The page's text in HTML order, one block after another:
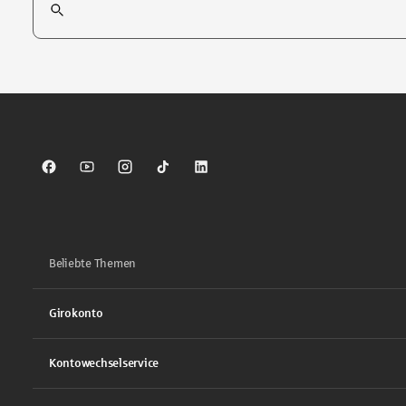
Sparkasse auf Facebook
Sparkasse auf Youtube
Sparkasse auf Instagram
Sparkasse auf TikTok
Sparkasse auf LinkedIn
Beliebte Themen
Girokonto
Kontowechselservice